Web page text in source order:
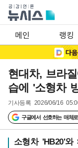
메인 랭킹
현대차, 브라
습에 '소형차
기사등록 2026/06/16
구글에서 선호하는 매체
소형차 'HB20'와